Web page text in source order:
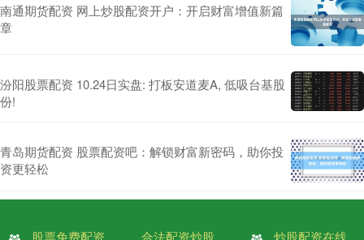
南通期货配资 网上炒股配资开户：开启财富增值新篇
章
汾阳股票配资 10.24日实盘: 打板安道麦A, 低吸台基股
份!
青岛期货配资 股票配资吧：解锁财富新密码，助你投
资更轻松
股票免费配资 合法配资炒股 炒股配资在线